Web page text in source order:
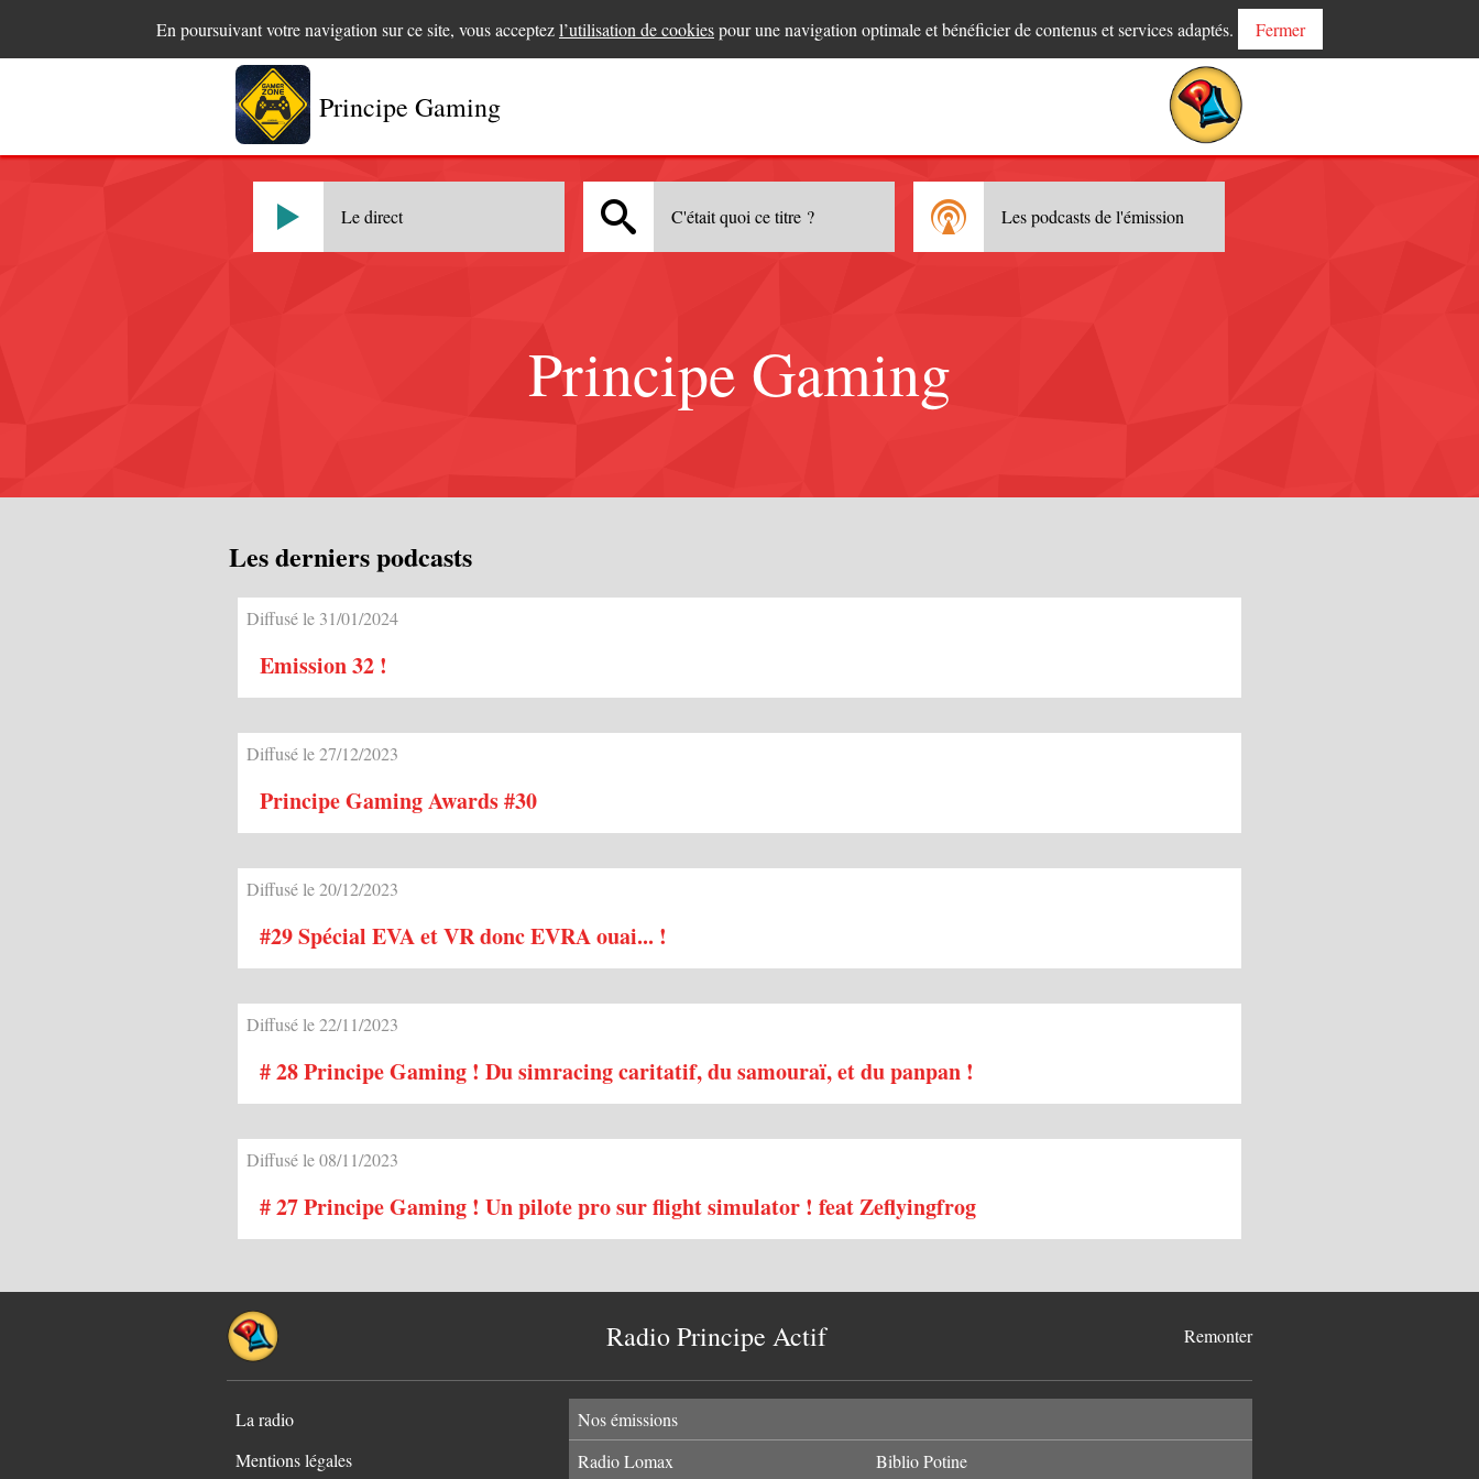
En poursuivant votre navigation sur ce site, vous acceptezl’utilisation de cookiespour une navigation optimale et bénéficier de contenus et services adaptés. Fermer
Principe Gaming
Le direct C'était quoi ce titre ? Les podcasts de l'émission
Principe Gaming
Les derniers podcasts
Diffusé le 31/01/2024
Emission 32 !
Diffusé le 27/12/2023
Principe Gaming Awards #30
Diffusé le 20/12/2023
#29 Spécial EVA et VR donc EVRA ouai... !
Diffusé le 22/11/2023
# 28 Principe Gaming ! Du simracing caritatif, du samouraï, et du panpan !
Diffusé le 08/11/2023
# 27 Principe Gaming ! Un pilote pro sur flight simulator ! feat Zeflyingfrog
Radio Principe Actif Remonter
La radio
Mentions légales
Nos émissions
Radio Lomax
Biblio Potine